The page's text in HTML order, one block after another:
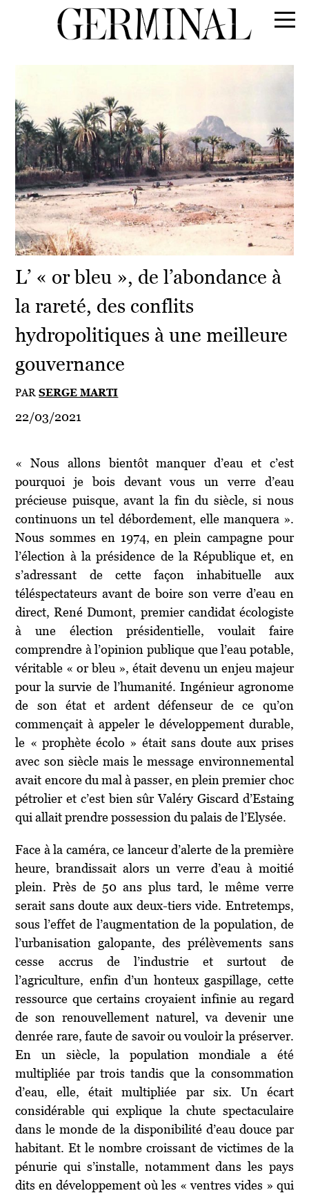
L’ « or bleu », de l’abondance à
la rareté, des conflits
hydropolitiques à une meilleure
gouvernance
PARSERGE MARTI
22/03/2021
« Nous allons bientôt manquer d’eau et c’est
pourquoi je bois devant vous un verre d’eau
précieuse puisque, avant la fin du siècle, si nous
continuons un tel débordement, elle manquera ».
Nous sommes en 1974, en plein campagne pour
l’élection à la présidence de la République et, en
s’adressant de cette façon inhabituelle aux
téléspectateurs avant de boire son verre d’eau en
direct, René Dumont, premier candidat écologiste
à une élection présidentielle, voulait faire
comprendre à l’opinion publique que l’eau potable,
véritable « or bleu », était devenu un enjeu majeur
pour la survie de l’humanité. Ingénieur agronome
de son état et ardent défenseur de ce qu’on
commençait à appeler le développement durable,
le « prophète écolo » était sans doute aux prises
avec son siècle mais le message environnemental
avait encore du mal à passer, en plein premier choc
pétrolier et c’est bien sûr Valéry Giscard d’Estaing
qui allait prendre possession du palais de l’Elysée.
Face à la caméra, ce lanceur d’alerte de la première
heure, brandissait alors un verre d’eau à moitié
plein. Près de 50 ans plus tard, le même verre
serait sans doute aux deux-tiers vide. Entretemps,
sous l’effet de l’augmentation de la population, de
l’urbanisation galopante, des prélèvements sans
cesse accrus de l’industrie et surtout de
l’agriculture, enfin d’un honteux gaspillage, cette
ressource que certains croyaient infinie au regard
de son renouvellement naturel, va devenir une
denrée rare, faute de savoir ou vouloir la préserver.
En un siècle, la population mondiale a été
multipliée par trois tandis que la consommation
d’eau, elle, était multipliée par six. Un écart
considérable qui explique la chute spectaculaire
dans le monde de la disponibilité d’eau douce par
habitant. Et le nombre croissant de victimes de la
pénurie qui s’installe, notamment dans les pays
dits en développement où les « ventres vides » qui